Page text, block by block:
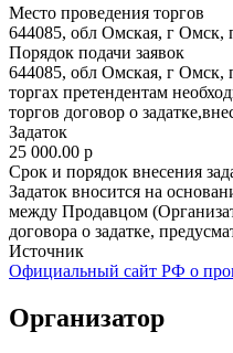
Место проведения торгов
644085, обл Омская, г Омск,
Порядок подачи заявок
644085, обл Омская, г Омск,
торгах претендентам
торгов договор о
Задаток
25 000.00 p
Срок и порядок внесения
Задаток вносится на
между Продавцом
договора о задатке,
Источник
Официальный сайт РФ о
Организатор